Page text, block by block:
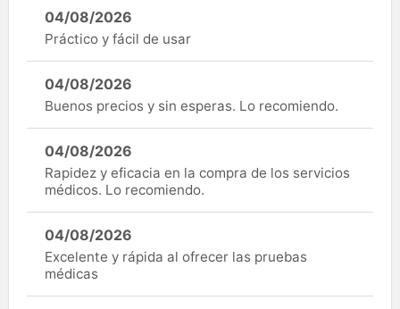
04/08/2026
Práctico y fácil de usar
04/08/2026
Buenos precios y sin esperas. Lo recomiendo.
04/08/2026
Rapidez y eficacia en la compra de los servicios
médicos. Lo recomiendo.
04/08/2026
Excelente y rápida al ofrecer las pruebas
médicas